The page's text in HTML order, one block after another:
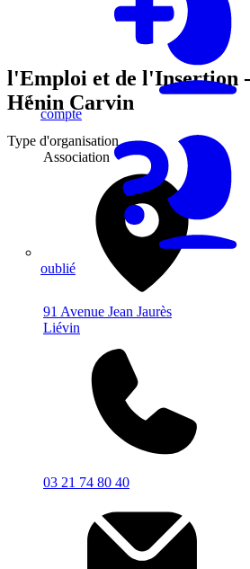
compte
oublié
l'Emploi et de l'Insertion
Hénin Carvin
Type d'organisation
Association
91 Avenue Jean Jaurès
Liévin
03 21 74 80 40